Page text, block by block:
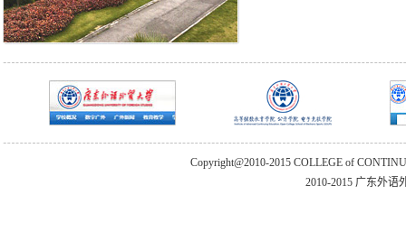
Copyright@2010-2015 COLLEGE of
2010-2015 广东外语